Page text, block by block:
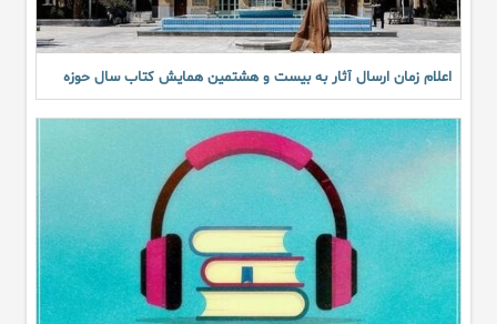
اعلام زمان ارسال آثار به بیست و هشتمین همایش کتاب سال حوزه